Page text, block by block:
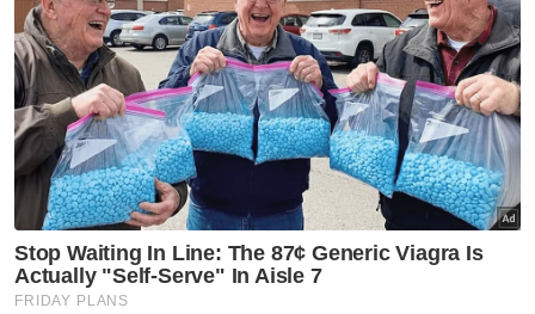
Ujarnya, dia memerlukan dana tambahan
untuk membantu anaknya yang terlantar
disebabkan pendapatan pencen bulanan
tidak mencukupi untuk menyara keluarga.